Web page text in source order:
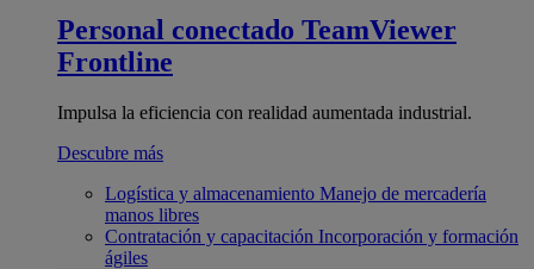
Personal conectado TeamViewer
Frontline
Impulsa la eficiencia con realidad aumentada industrial.
Descubre más
Logística y almacenamiento Manejo de mercadería
manos libres
Contratación y capacitación Incorporación y formación
ágiles